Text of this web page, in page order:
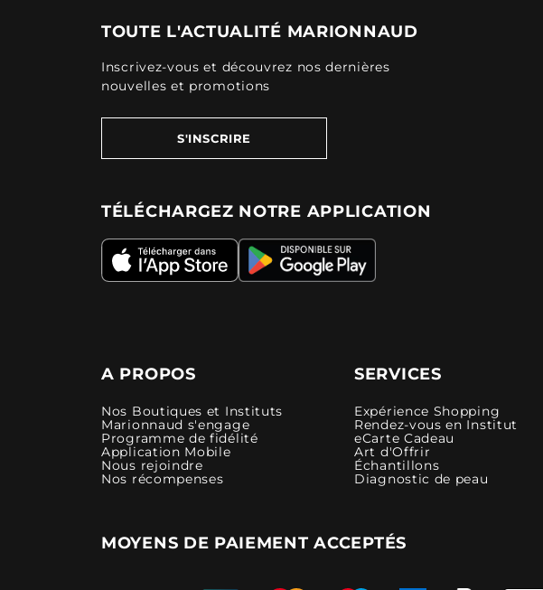
TOUTE L'ACTUALITÉ MARIONNAUD
Inscrivez-vous et découvrez nos dernières
nouvelles et promotions
S'INSCRIRE
TÉLÉCHARGEZ NOTRE APPLICATION
A PROPOS
Nos Boutiques et Instituts
Marionnaud s'engage
Programme de fidélité
Application Mobile
Nous rejoindre
Nos récompenses
SERVICES
Expérience Shopping
Rendez-vous en Institut
eCarte Cadeau
Art d'Offrir
Échantillons
Diagnostic de peau
MOYENS DE PAIEMENT ACCEPTÉS